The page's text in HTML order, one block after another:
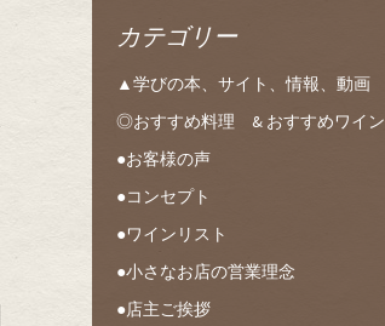
カテゴリー
▲学びの本、サイト、情報、動画
◎おすすめ料理 & おすすめワイン
●お客様の声
●コンセプト
●ワインリスト
●小さなお店の営業理念
●店主ご挨拶